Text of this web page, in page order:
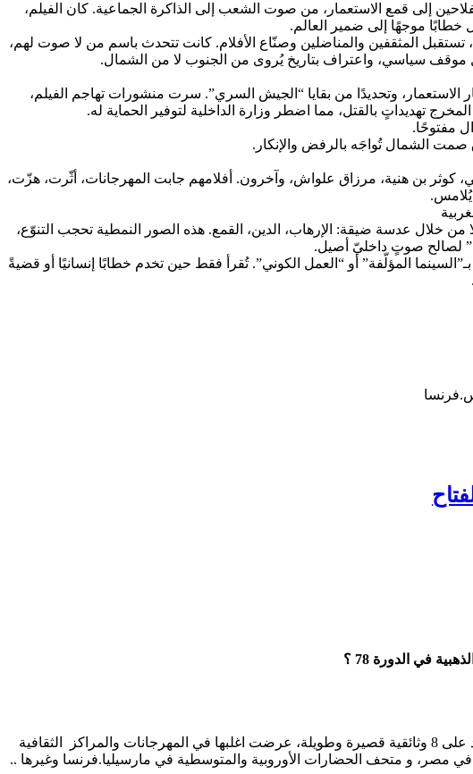
إلى قمع الاستعمار، من صوت الشعب إلى الذاكرة الجماعية. كان الفيلم،
خطابًا موجهًا إلى ضمير العالم.
تزال رمزًا للثورات في الجنوب العالمي، تستقبل المثقفين والمناضلين وصنّاع الأفلام. كانت تتحدث باسم من لا صوت لهم،
موقف سياسي، واعتراف بتاريخ يُروى من الجنوب لا من الشمال.
وتحديدًا من بقايا “الجيش السري”. سرت منشورات تهاجم الفيلم،
تهديداتٍ بالقتل، مما اضطر وزارة الداخلية لتوفير الحماية له.
مفتوحًا.
الشمال تُواجَه بالرفض والإنكار.
كوثر بن هنية، مرزاق علواش، وآخرون. أفلامهم جابت المهرجانات، أثّرت، هزّت،
يُلامس.
من خلال عدسة ضيقة: الإرهاب، الدين، القمع. هذه الصور النمطية تحجب التنوّع،
لصالح صوتٍ داخليّ أصيل.
المؤلّفة” أو “العمل الكوني”. تُقرأ فقط حين تخدم خطابًا إنسانيًا أو قضيةً
في الدورة 78 ؟
يتابع الناقد السينمائي المصري الكبير صلاح هاشم الذي يعيش في باريس.فرنسا، وهو أيضا مخرج سينمائي، وحقق الآن مايرزيد على 8 وثائقية قصيرة وطويلة، عرضت اغلبها في المهرجانات والمراكز الثقافية
في مصر، و متحف الحضارات الأوروبية والمتوسطية في مارسيليا.فرنسا وغيرها ..